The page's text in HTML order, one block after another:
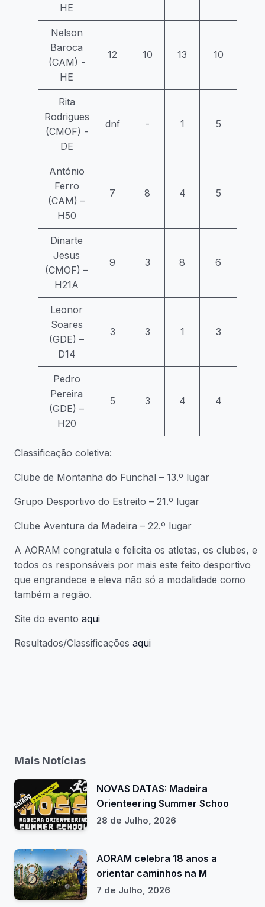
HE
Nelson
Baroca
(CAM) -
HE
12 10 13 10
Rita
Rodrigues
(CMOF) -
DE
dnf - 1 5
António
Ferro
(CAM) –
H50
7 8 4 5
Dinarte
Jesus
(CMOF) –
H21A
9 3 8 6
Leonor
Soares
(GDE) –
D14
3 3 1 3
Pedro
Pereira
(GDE) –
H20
5 3 4 4
Classificação coletiva:
Clube de Montanha do Funchal – 13.º lugar
Grupo Desportivo do Estreito – 21.º lugar
Clube Aventura da Madeira – 22.º lugar
A AORAM congratula e felicita os atletas, os clubes, e
todos os responsáveis por mais este feito desportivo
que engrandece e eleva não só a modalidade como
também a região.
Site do evento aqui
Resultados/Classificações aqui
Mais Notícias
NOVAS DATAS: Madeira
Orienteering Summer Schoo
28 de Julho, 2026
AORAM celebra 18 anos a
orientar caminhos na M
7 de Julho, 2026